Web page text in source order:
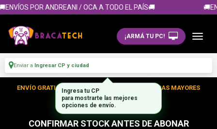
POR ANDREANI / OCA A TODO EL PAÍS🚚
¡ARMÁ TU PC!
Enviar a Ingresar CP y ciudad
ENVÍO GRATIS DENTRO DE CABA EN TUS COMPRAS MAYORES
A $300.000
CONFIRMAR STOCK ANTES DE ABONAR
Ingresa tu CP
para mostrarte las mejores
opciones de envío.